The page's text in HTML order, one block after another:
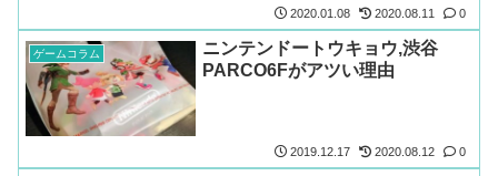
2020.01.08 2020.08.11 0
ゲームコラム
ニンテンドートウキョウ,渋谷
PARCO6Fがアツい理由
2019.12.17 2020.08.12 0